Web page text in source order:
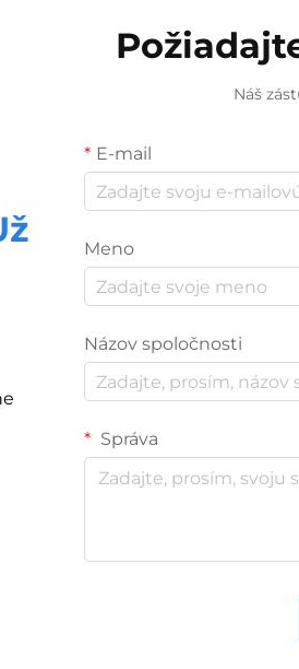
Náš
E-mail
Meno
Názov spoločnosti
Správa